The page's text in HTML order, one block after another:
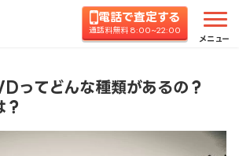
電話で査定する
通話料無料 8:00~22:00
メニュー
TOP 車種別・売却のお得情報 輸
ってどんな種類があるの？